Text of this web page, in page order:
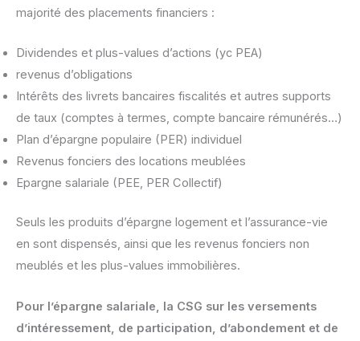
majorité des placements financiers :
Dividendes et plus-values d’actions (yc PEA)
revenus d’obligations
Intérêts des livrets bancaires fiscalités et autres supports
de taux (comptes à termes, compte bancaire rémunérés…)
Plan d’épargne populaire (PER) individuel
Revenus fonciers des locations meublées
Epargne salariale (PEE, PER Collectif)
Seuls les produits d’épargne logement et l’assurance-vie
en sont dispensés, ainsi que les revenus fonciers non
meublés et les plus-values immobilières.
Pour l’épargne salariale, la CSG sur les versements
d’intéressement, de participation, d’abondement et de